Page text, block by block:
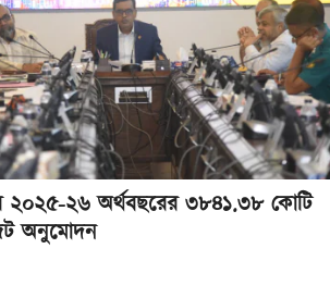
২০২৫-২৬ অর্থবছরের ৩৮৪১.৩৮ কোটি
অনুমোদন